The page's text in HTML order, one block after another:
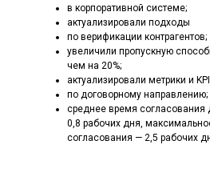
в корпоративной системе;
актуализировали подходы
по верификации контрагентов;
увеличили пропускную
чем на 20%;
актуализировали метрики и KPI
по договорному направлению;
среднее время согласования
0,8 рабочих дня,
согласования — 2,5 рабочих